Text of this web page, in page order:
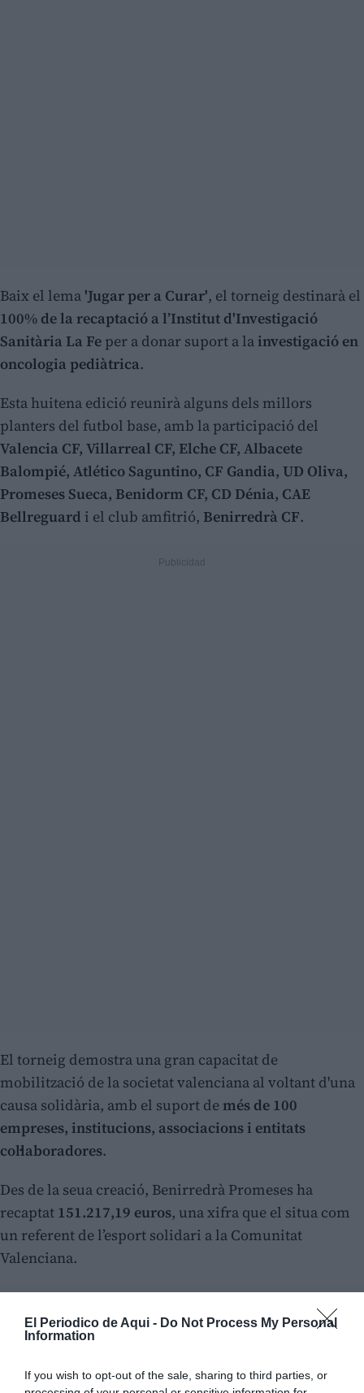
El Periodico de Aqui - Do Not Process My Personal
Information
If you wish to opt-out of the sale, sharing to third parties, or
Baix el lema 'Jugar per a Curar', el torneig destinarà el
100% de la recaptació a l’Institut d'Investigació
Sanitària La Fe per a donar suport a lainvestigació en
oncologia pediàtrica.
Esta huitena edició reunirà alguns dels millors
planters del futbol base, amb la participació del
Valencia CF, Villarreal CF, Elche CF, Albacete
Balompié, Atlético Saguntino, CF Gandia, UD Oliva,
Promeses Sueca, Benidorm CF, CD Dénia, CAE
Bellreguard i el club amfitrió, Benirredrà CF.
El torneig demostra una gran capacitat de
mobilització de la societat valenciana al voltant d'una
causa solidària, amb el suport demés de 100
empreses, institucions, associacions i entitats
col·laboradores.
Des de la seua creació, Benirredrà Promeses ha
recaptat 151.217,19 euros, una xifra que el situa com
un referent de l’esport solidari a la Comunitat
Valenciana.